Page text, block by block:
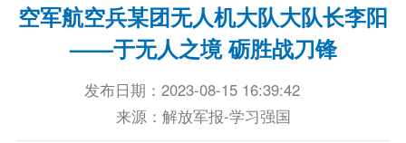
空军航空兵某团无人机大队大队长李阳
——于无人之境 砺胜战刀锋
发布日期：2023-08-15 16:39:42
来源：解放军报-学习强国